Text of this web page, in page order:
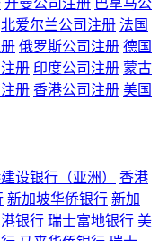
开曼公司注册 巴拿马公
北爱尔兰公司注册 法国
俄罗斯公司注册 德国
册 印度公司注册 蒙古
册 香港公司注册 美国
设银行（亚洲）
香港
新加坡华侨银行 新加
银行 瑞士富地银行 美